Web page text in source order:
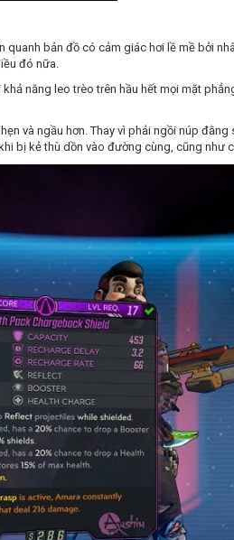
quanh bản đồ có cảm giác hơi lề mề bởi
đó nữa.
năng leo trèo trên hầu hết mọi mặt
và ngầu hơn. Thay vì phải ngồi núp
bị kẻ thù dồn vào đường cùng, cũng như